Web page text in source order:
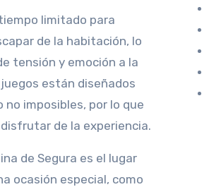
limitado para
de la habitación, lo
tensión y emoción a la
están diseñados
imposibles, por lo que
de la experiencia.
de Segura es el lugar
ocasión especial, como